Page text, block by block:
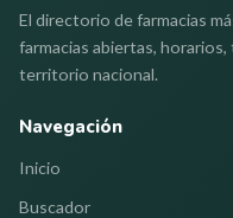
El directorio de farmacias
farmacias abiertas,
territorio nacional.
Navegación
Inicio
Buscador